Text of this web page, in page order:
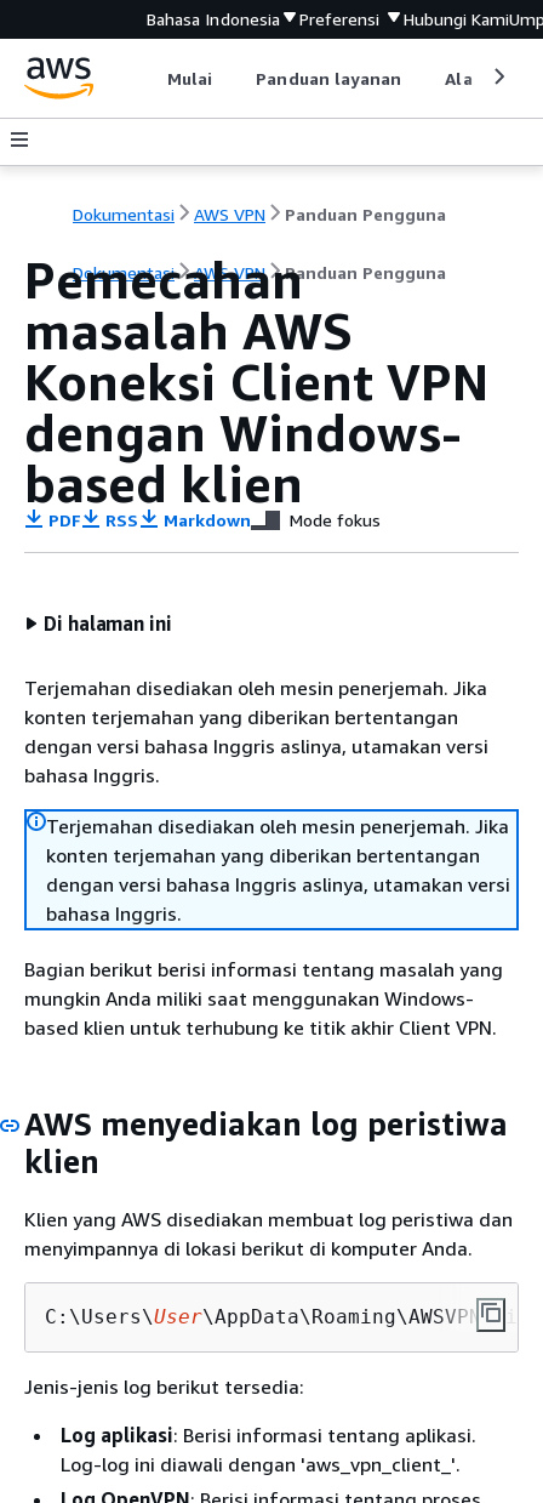
Bahasa Indonesia Preferensi Hubungi Kami
Mulai Panduan layanan Alat
Dokumentasi AWS VPN Panduan Pengguna
Dokumentasi AWS VPN Panduan Pengguna
Pemecahan
masalah AWS
Koneksi Client VPN
dengan Windows-
based klien
PDF RSS Markdown Mode fokus
Di halaman ini
Terjemahan disediakan oleh mesin penerjemah. Jika
konten terjemahan yang diberikan bertentangan
dengan versi bahasa Inggris aslinya, utamakan versi
bahasa Inggris.
Terjemahan disediakan oleh mesin penerjemah. Jika
konten terjemahan yang diberikan bertentangan
dengan versi bahasa Inggris aslinya, utamakan versi
bahasa Inggris.
Bagian berikut berisi informasi tentang masalah yang
mungkin Anda miliki saat menggunakan Windows-
based klien untuk terhubung ke titik akhir Client VPN.
AWS menyediakan log peristiwa
klien
Klien yang AWS disediakan membuat log peristiwa dan
menyimpannya di lokasi berikut di komputer Anda.
C:\Users\User
Jenis-jenis log berikut tersedia:
Log aplikasi: Berisi informasi tentang aplikasi.
Log-log ini diawali dengan 'aws_vpn_client_'.